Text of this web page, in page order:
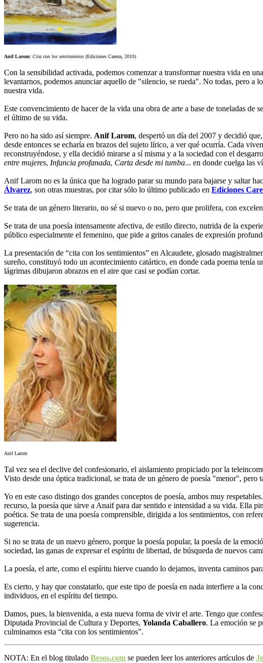
Anif Larom: Cita con los sentimientos (Ediciones Carena, 2010)
Con la sensibilidad activada, podemos comenzar a transformar nuestra vida en
levantarnos, podemos anunciar aquello de "silencio, se rueda". No todas, pero a
nuestra vida.
Este convencimiento de hacer de la vida una obra de arte a base de toneladas
el último de su vida.
Pero no ha sido así siempre. Anif Larom, despertó un día del 2007 y decidió
desde entonces se echaría en brazos del sujeto lírico, a ver qué ocurría. Cada
reconstruyéndose, y ella decidió mirarse a sí misma y a la sociedad con el
entre mujeres, Infancia profanada, Carta desde mi tumba... en donde cuelga las
Anif Larom no es la única que ha logrado parar su mundo para bajarse y saltar
Álvarez, son otras muestras, por citar sólo lo último publicado en Ediciones
Se trata de un género literario, no sé si nuevo o no, pero que prolifera, con
Se trata de una poesía intensamente afectiva, de estilo directo, nutrida de la
público especialmente el femenino, que pide a gritos canales de expresión
La presentación de “cita con los sentimientos” en Alcaudete, glosado
sureño, constituyó todo un acontecimiento catártico, en donde cada poema tenía
lágrimas dibujaron abrazos en el aire que casi se podían cortar.
Anif Larom
Tal vez sea el declive del confesionario, el aislamiento propiciado por la
Visto desde una óptica tradicional, se trata de un género de poesía "menor", pero
Yo en este caso distingo dos grandes conceptos de poesía, ambos muy
recurso, la poesía que sirve a Anaif para dar sentido e intensidad a su vida. Ella
poética. Se trata de una poesía comprensible, dirigida a los sentimientos, con
sugerencia.
Si no se trata de un nuevo género, porque la poesía popular, la poesía de la
sociedad, las ganas de expresar el espíritu de libertad, de búsqueda de nuevos
La poesía, el arte, como el espíritu hierve cuando lo dejamos, inventa caminos
Es cierto, y hay que constatarlo, que este tipo de poesía en nada interfiere a la
individuos, en el espíritu del tiempo.
Damos, pues, la bienvenida, a esta nueva forma de vivir el arte. Tengo que
Diputada Provincial de Cultura y Deportes, Yolanda Caballero. La emoción se
culminamos esta “cita con los sentimientos”.
NOTA: En el blog titulado Besos.com se pueden leer los anteriores artículos de